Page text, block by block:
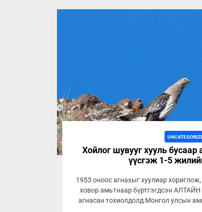
Хойлог шувууг хууль бусаар
үүсгэж 1-5
1953 оноос агнахыг хуулиар
ховор амьтнаар бүртгэгдсэн
агнасан тохиолдолд Монгол улсын